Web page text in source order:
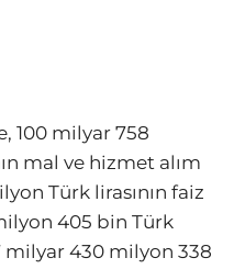
100 milyar 758
mal ve hizmet alım
Türk lirasının faiz
405 bin Türk
milyar 430 milyon 338